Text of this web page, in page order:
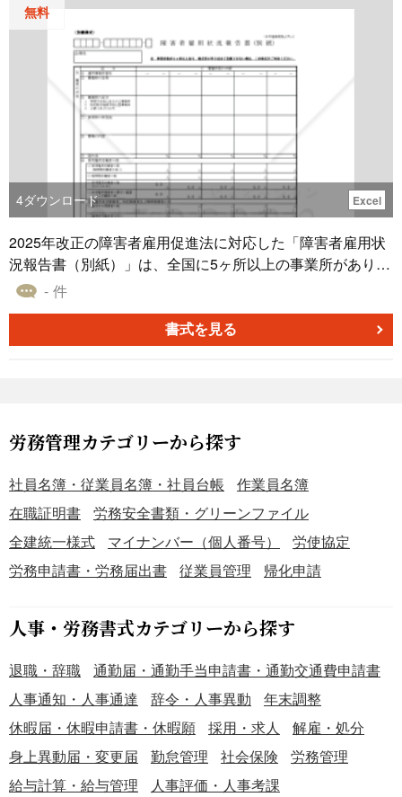
制度運用やトラブル防止につなげます。特に法改正に対応
した変更では、正確かつ丁寧な情報共有が重要となりま
変更時に＞ 育児・介護休業法や高年齢者雇用安定法などの
改正に対応した就業規則の見直し時に活用できます。 ＜社
内制度の改定・見直し時に＞ 勤務制度や休暇制度の変更内
容を従業員へ周知する際に適しています。 ■作成・利用時
のポイント ＜変更内容を分かりやすく整理＞ 主な見直しポ
イントを項目ごとに整理し、従業員が理解しやすい構成に
しましょう。 ＜適用日と運用状況を明確に＞ 実際の適用開
始日と、既に運用している制度との関係を整理して記載す
ることが重要です。 ＜閲覧方法を具体的に示す＞ 社内ポー
タルや書面など、どこで詳細を確認できるか明確に案内し
ましょう。 ■テンプレートの利用メリット ＜例文付きで迅
速に作成＞ 基本構成が整っているため、内容を調整するだ
けでスムーズに通知文を作成できます。 ＜Word形式で柔軟
無料
4ダウンロード Excel
2025年改正の障害者雇用促進法に対応した「障害者雇用状
況報告書（別紙）」は、全国に5ヶ所以上の事業所があり、
様式第6号の記載欄では対応できない企業向けに厚生労働省
を効率よくまとめて提出する必要がある担当者の負担を軽
減し、複数事業所のデータを一括入力できることで、法令
場合に利用する様式です。事業所ごとの従業員数や障害者
数、雇用区分など、個別の内訳を正確に記載し、報告書を
提出します。 ■テンプレートの利用シーン ＜支店・営業所
が多数ある企業に＞ 5拠点以上の企業が、全事業所の雇用
状況を漏れなく報告する際に活用できます。 ＜グループ会
社・店舗管理用に＞ 系列店舗やグループ単位での情報集
計・整理のための一括管理に便利です。 ＜行政提出・社内
に正確な記入＞ 従業員・障害者・雇用区分データを各欄に
新の法令改正内容および厚生労働省の記入マニュアルを必
ず確認し、正確な内容で作成してください。 ■テンプレー
トの利用メリット ＜厚労省配布・無料＞ 無料ダウンロード
でき、すぐに活用可能です。 ＜Excelの自動集計機能を活
用＞ 複数拠点による入力ミス削減のため、Excelの機能で
合計・チェックも効率化できます。 ※出典：厚生労働省（ht
- 件
書式を見る
労務管理カテゴリーから探す
社員名簿・従業員名簿・社員台帳
作業員名簿
在職証明書
労務安全書類・グリーンファイル
全建統一様式
マイナンバー（個人番号）
労使協定
労務申請書・労務届出書
従業員管理 帰化申請
人事・労務書式カテゴリーから探す
退職・辞職
通勤届・通勤手当申請書・通勤交通費申請書
人事通知・人事通達
辞令・人事異動
年末調整
休暇届・休暇申請書・休暇願
採用・求人
解雇・処分
身上異動届・変更届
勤怠管理 社会保険
労務管理
給与計算・給与管理
人事評価・人事考課